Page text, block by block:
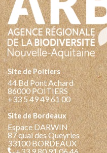
Site de Poitiers
44 Bd Pont Achard
86000 POITIERS
+33 5 49 49 61 00
Site de Bordeaux
Espace DARWIN
87 quai des Queyries
33100 BORDEAUX